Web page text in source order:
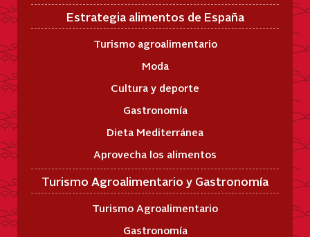
Estrategia alimentos de España
Turismo agroalimentario
Moda
Cultura y deporte
Gastronomía
Dieta Mediterránea
Aprovecha los alimentos
Turismo Agroalimentario y Gastronomía
Turismo Agroalimentario
Gastronomía